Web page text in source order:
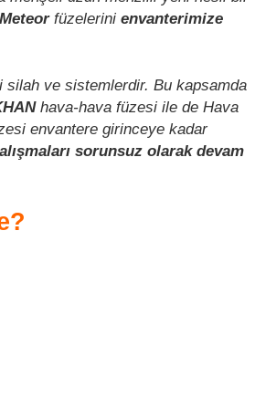
Meteorfüzelerini envanterimize
ve sistemlerdir. Bu kapsamda
hava-hava füzesi ile de Hava
envantere girinceye kadar
sorunsuz olarak devam